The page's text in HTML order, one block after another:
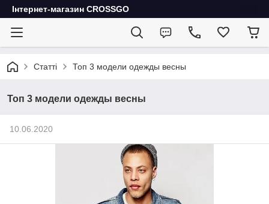
Інтернет-магазин CROSSGO
Статті Топ 3 модели одежды весны
Топ 3 модели одежды весны
10.06.2020